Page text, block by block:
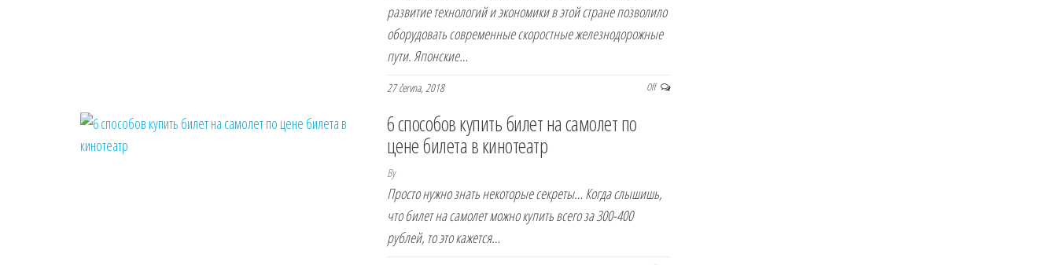
развитие технологий и экономики в этой стране позволило
оборудовать современные скоростные железнодорожные
пути. Японские…
27 června, 2018 Off
6 способов купить билет на самолет по
цене билета в кинотеатр
By
Просто нужно знать некоторые секреты… Когда слышишь,
что билет на самолет можно купить всего за 300-400
рублей, то это кажется…